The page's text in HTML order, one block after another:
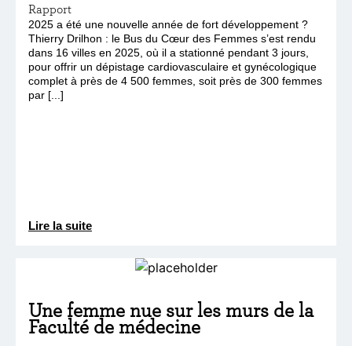
Rapport
2025 a été une nouvelle année de fort développement ?
Thierry Drilhon : le Bus du Cœur des Femmes s’est rendu
dans 16 villes en 2025, où il a stationné pendant 3 jours,
pour offrir un dépistage cardiovasculaire et gynécologique
complet à près de 4 500 femmes, soit près de 300 femmes
par [...]
Lire la suite
Une femme nue sur les murs de la
Faculté de médecine